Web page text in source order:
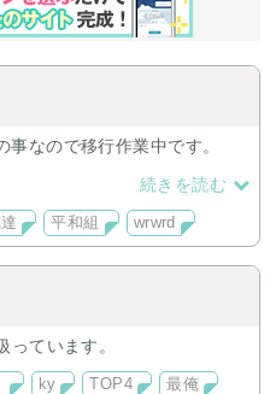
なので移行作業中です。
続きを読む
平和組 wrwrd
ています。
ky TOP4
最俺